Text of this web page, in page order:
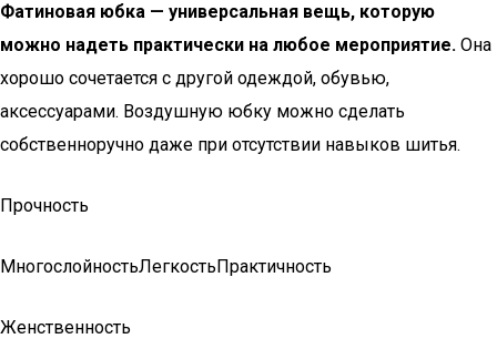
Фатиновая юбка — универсальная вещь, которую
можно надеть практически на любое мероприятие. Она
хорошо сочетается с другой одеждой, обувью,
аксессуарами. Воздушную юбку можно сделать
собственноручно даже при отсутствии навыков шитья.
Прочность
МногослойностьЛегкостьПрактичность
Женственность